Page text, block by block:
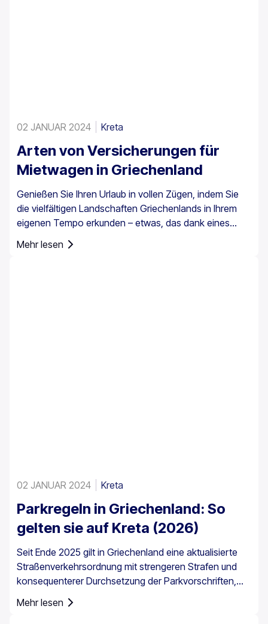
02 JANUAR 2024 Kreta
Arten von Versicherungen für
Mietwagen in Griechenland
Genießen Sie Ihren Urlaub in vollen Zügen, indem Sie
die vielfältigen Landschaften Griechenlands in Ihrem
eigenen Tempo erkunden – etwas, das dank eines
wichtig zu wissen, dass eine Autoversicherung in
Mehr lesen
02 JANUAR 2024 Kreta
Parkregeln in Griechenland: So
gelten sie auf Kreta (2026)
Seit Ende 2025 gilt in Griechenland eine aktualisierte
Straßenverkehrsordnung mit strengeren Strafen und
konsequenterer Durchsetzung der Parkvorschriften,
insbesondere in Stadtzentren, an Häfen, in
Fußgängerzonen und in bewirtschafteten
Mehr lesen